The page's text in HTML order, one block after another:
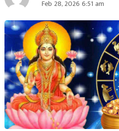
Feb 28, 2026 6:51 am